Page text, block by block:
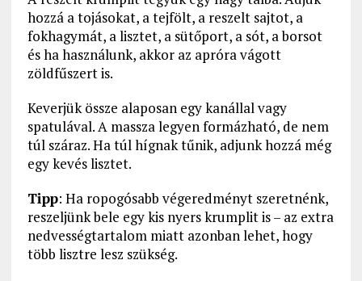
hozzá a tojásokat, a tejfölt, a reszelt sajtot, a
fokhagymát, a lisztet, a sütőport, a sót, a borsot
és ha használunk, akkor az apróra vágott
zöldfűszert is.
Keverjük össze alaposan egy kanállal vagy
spatulával. A massza legyen formázható, de nem
túl száraz. Ha túl hígnak tűnik, adjunk hozzá még
egy kevés lisztet.
Tipp: Ha ropogósabb végeredményt szeretnénk,
reszeljünk bele egy kis nyers krumplit is – az extra
nedvességtartalom miatt azonban lehet, hogy
több lisztre lesz szükség.